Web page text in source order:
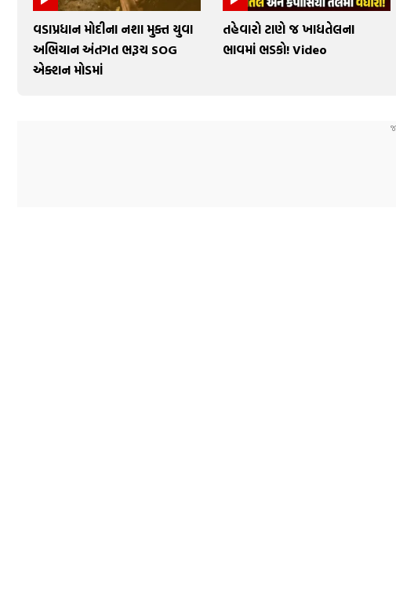
વડાપ્રધાન મોદીના નશા મુક્ત યુવા
અભિયાન અંતગત ભરૂચ SOG
એક્શન મોડમાં
તહેવારો ટાણે જ ખાદ્યતેલના
ભાવમાં ભડકો! Video